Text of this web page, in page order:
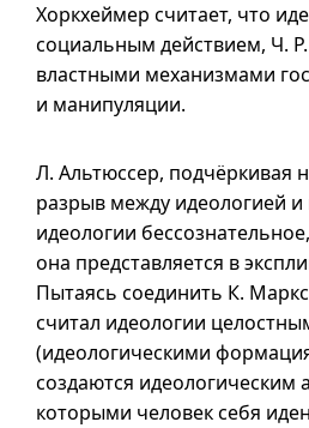
Хоркхеймер считает, что
социальным действием, Ч.
властными механизмами
и манипуляции.
Л. Альтюссер, подчёркивая
разрыв между идеологией и
идеологии
она представляется в
Пытаясь соединить К.
считал идеологии
(идеологическими
создаются идеологическим
которыми человек себя